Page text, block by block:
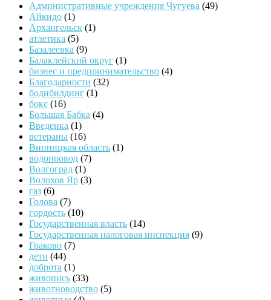
Административные учреждения Чугуева (49)
Айкидо (1)
Архангельск (1)
атлетика (5)
Базалеевка (9)
Балаклейский округ (1)
бизнес и предпринимательство (4)
Благодарности (32)
бодибилдинг (1)
бокс (16)
Большая Бабка (4)
Введенка (1)
ветераны (16)
Винницкая область (1)
водопровод (7)
Волгоград (1)
Волохов Яр (3)
газ (6)
Голова (7)
гордость (10)
Государственная власть (14)
Государственная налоговая инспекция (9)
Граково (7)
дети (44)
доброта (1)
живопись (33)
животноводство (5)